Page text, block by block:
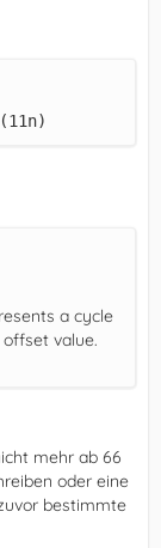
a cycle
value.
mehr ab 66
oder eine
bestimmte